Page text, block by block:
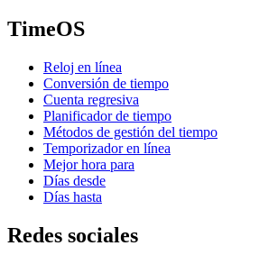
TimeOS
Reloj en línea
Conversión de tiempo
Cuenta regresiva
Planificador de tiempo
Métodos de gestión del tiempo
Temporizador en línea
Mejor hora para
Días desde
Días hasta
Redes sociales